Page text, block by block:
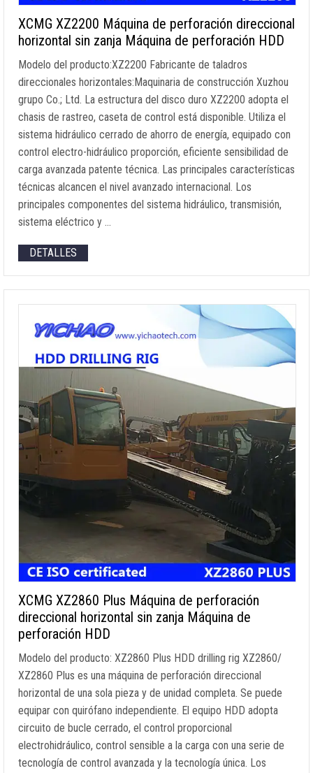
XCMG XZ2200 Máquina de perforación direccional
horizontal sin zanja Máquina de perforación HDD
Modelo del producto:XZ2200 Fabricante de taladros
direccionales horizontales:Maquinaria de construcción Xuzhou
grupo Co.; Ltd. La estructura del disco duro XZ2200 adopta el
chasis de rastreo, caseta de control está disponible. Utiliza el
sistema hidráulico cerrado de ahorro de energía, equipado con
control electro-hidráulico proporción, eficiente sensibilidad de
carga avanzada patente técnica. Las principales características
técnicas alcancen el nivel avanzado internacional. Los
principales componentes del sistema hidráulico, transmisión,
sistema eléctrico y …
DETALLES
XCMG XZ2860 Plus Máquina de perforación
direccional horizontal sin zanja Máquina de
perforación HDD
Modelo del producto: XZ2860 Plus HDD drilling rig XZ2860/
XZ2860 Plus es una máquina de perforación direccional
horizontal de una sola pieza y de unidad completa. Se puede
equipar con quirófano independiente. El equipo HDD adopta
circuito de bucle cerrado, el control proporcional
electrohidráulico, control sensible a la carga con una serie de
tecnología de control avanzada y la tecnología única. Los